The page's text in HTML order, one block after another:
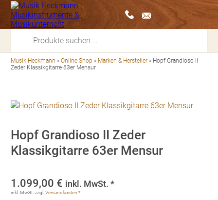
Musik Heckmann »Online Shop » Marken & Hersteller » Hopf Grandioso II
Zeder Klassikgitarre 63er Mensur
Hopf Grandioso II Zeder
Klassikgitarre 63er Mensur
1.099,00 € inkl. MwSt. *
inkl. MwSt. zzgl.Versandkosten *